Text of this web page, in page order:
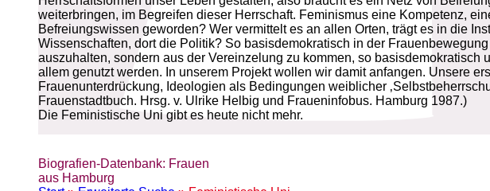
Biografien-Datenbank: Frauen
aus Hamburg
weiterbringen, im Begreifen dieser Herrschaft. Feminismus eine Kompetenz,
Befreiungswissen geworden? Wer vermittelt es an allen Orten, trägt es in die
Wissenschaften, dort die Politik? So basisdemokratisch in der
auszuhalten, sondern aus der Vereinzelung zu kommen, so
allem genutzt werden. In unserem Projekt wollen wir damit anfangen. Unsere
Frauenunterdrückung, Ideologien als Bedingungen weiblicher
Frauenstadtbuch. Hrsg. v. Ulrike Helbig und Fraueninfobus. Hamburg 1987.)
Die Feministische Uni gibt es heute nicht mehr.